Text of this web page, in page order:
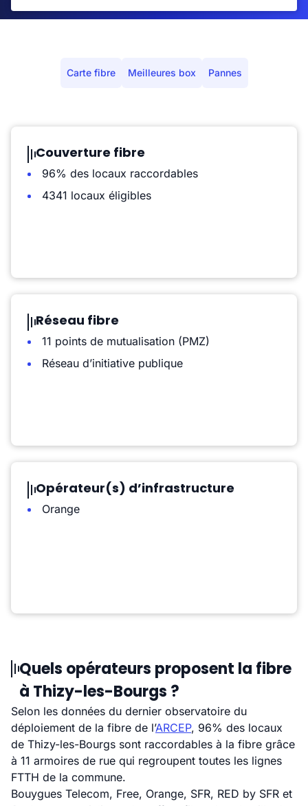
Carte fibre Meilleures box Pannes
Couverture fibre
96% des locaux raccordables
4341 locaux éligibles
Réseau fibre
11 points de mutualisation (PMZ)
Réseau d’initiative publique
Opérateur(s) d’infrastructure
Orange
Quels opérateurs proposent la fibre
à Thizy-les-Bourgs ?
Selon les données du dernier observatoire du
déploiement de la fibre de l’ARCEP, 96% des locaux
de Thizy-les-Bourgs sont raccordables à la fibre grâce
à 11 armoires de rue qui regroupent toutes les lignes
FTTH de la commune.
Bouygues Telecom, Free, Orange, SFR, RED by SFR et